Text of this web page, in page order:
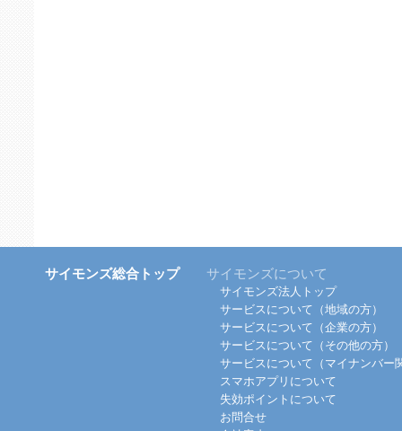
サイモンズ総合トップ サイモンズについて
サイモンズ法人トップ
サービスについて（地域の方）
サービスについて（企業の方）
サービスについて（その他の方）
サービスについて（マイナンバー
スマホアプリについて
失効ポイントについて
お問合せ